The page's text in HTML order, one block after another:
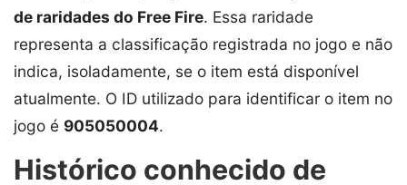
de raridades do Free Fire. Essa raridade
representa a classificação registrada no jogo e não
indica, isoladamente, se o item está disponível
atualmente. O ID utilizado para identificar o item no
jogo é 905050004.
Histórico conhecido de